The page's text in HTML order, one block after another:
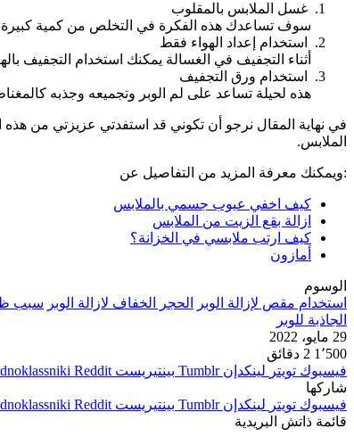
غسل الملابس بالمقلوب
سوف تساعدك هذه الفكرة في التخلص من كمية كبيرة
استخدام إعداد الهواء فقط
أثناء التجفيف في الغسالة يمكنك استخدام التجفيف
استخدام ورق التجفيف
هذه لحيلة تساعد على لم الوبر وتجميعه وجذبه
في نهاية المقال نرجو أن تكوني قد استفدتي عزيزتي من
الملابس.
:ويمكنك معرفة المزيد من التفاصيل عن
كيف اخفي عيوب جسمي بالملابس
ازالة بقع الزيت من الملابس
كيف ارتب ملابسي في الخزانة؟
أمازون
الوسوم
استخدام مقص لإزالة الوبر
الحجر الخفاف لازالة الوبر سبب
الجاذبة للوبر
29 مايو، 2022
1٬500 2 دقائق
فيسبوك تويتر لينكدإن بينتيريست
شاركها
فيسبوك تويتر لينكدإن بينتيريست
قائمة ذاتش البريدية